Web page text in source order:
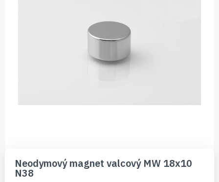
začiatok
galérie
Neodymový magnet valcový MW 18x10
N38